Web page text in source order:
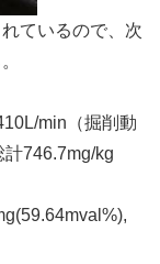
ているので、次
min（掘削動
746.7mg/kg